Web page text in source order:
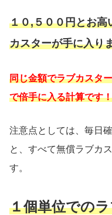
１０,５００円とお高
カスターが手に入り
同じ金額でラブカスタ
で倍手に入る計算です！
注意点としては、毎日
と、すべて無償ラブカ
す。
１個単位での